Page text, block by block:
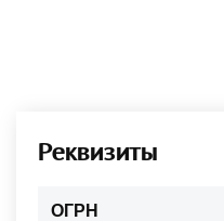
Реквизиты
ОГРН